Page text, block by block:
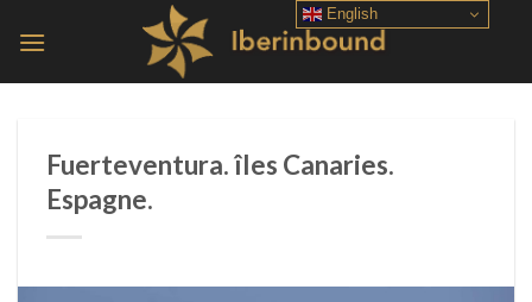
Fuerteventura. îles Canaries.
Espagne.
English